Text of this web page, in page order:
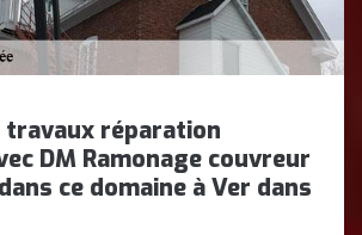
travaux réparation
DM Ramonage couvreur
ce domaine à Ver dans